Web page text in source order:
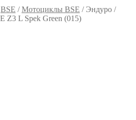
BSE /Мотоциклы BSE / Эндуро /
Z3 L Spek Green (015)